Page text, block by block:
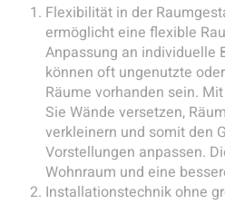
Flexibilität in der
ermöglicht eine flexible
Anpassung an individuelle
können oft ungenutzte
Räume vorhanden sein.
Sie Wände versetzen,
verkleinern und somit den
Vorstellungen anpassen.
Wohnraum und eine
Installationstechnik ohne